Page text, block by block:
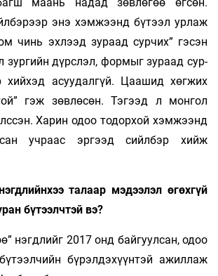
энэ хэмжээнд бүтээл урлаж
чинь эхлээд зураад сурчих” гэсэн
зургийн дүрслэл, формыг зураад сур­
хийхэд асуудалгүй. Цаашид хөгжих
гэж зөвлөсөн. Тэгээд л монгол
Харин одоо тодор­хой хэмжээнд
учраас эргээд сийлбэр хийж
талаар мэдээлэл өгөхгүй
бүтээлчтэй вэ?
нэгдлийг 2017 онд байгуулсан, одоо
бү­рэлдэхүүнтэй ажиллаж